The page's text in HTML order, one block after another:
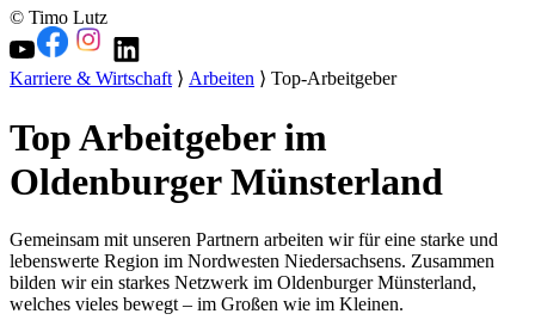
© Timo Lutz
Karriere & Wirtschaft⟩ Arbeiten ⟩ Top-Arbeitgeber
Top Arbeitgeber im
Oldenburger Münsterland
Gemeinsam mit unseren Partnern arbeiten wir für eine starke und
lebenswerte Region im Nordwesten Niedersachsens. Zusammen
bilden wir ein starkes Netzwerk im Oldenburger Münsterland,
welches vieles bewegt – im Großen wie im Kleinen.